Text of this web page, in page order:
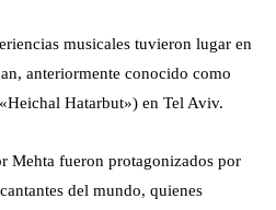
musicales tuvieron lugar en
anteriormente conocido como
Hatarbut») en Tel Aviv.
Mehta fueron protagonizados por
del mundo, quienes